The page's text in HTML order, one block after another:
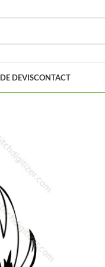
DEVISCONTACT